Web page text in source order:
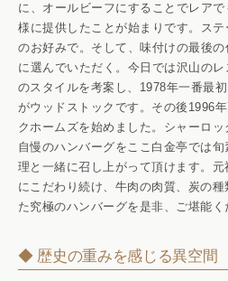
に、オールビーフにすることでレア
様に提供したことが始まりです。ス
のお好みで。そして、味付けの最後
に選んでいただく。今日では沢山の
のスタイルを考案し、1978年一番最
がウッドストックです。その後1996
クホームズを始めました。シャーロ
自慢のハンバーグをここ白金亭では
理と一緒に召し上がって頂けます。
にこだわり続け、牛肉の肉質、炭の
た究極のハンバーグを是非、ご堪能く
◆ 歴史の重みを感じる異空間